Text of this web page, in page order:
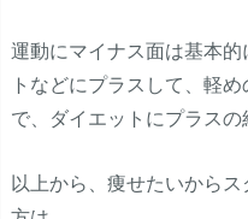
運動にマイナス面は基本
トなどにプラスして、軽
で、ダイエットにプラスの
以上から、痩せたいから